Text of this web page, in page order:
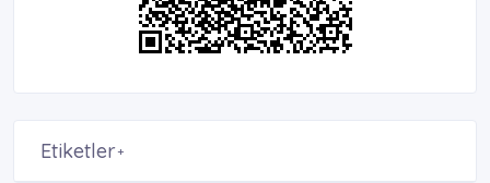
Etiketler+